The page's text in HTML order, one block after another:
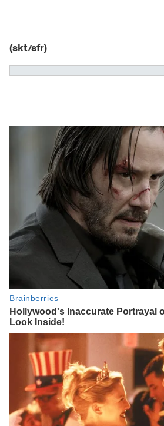
(skt/sfr)